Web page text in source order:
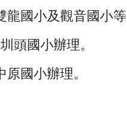
國小及觀音國小等
頭國小辦理。
國小辦理。